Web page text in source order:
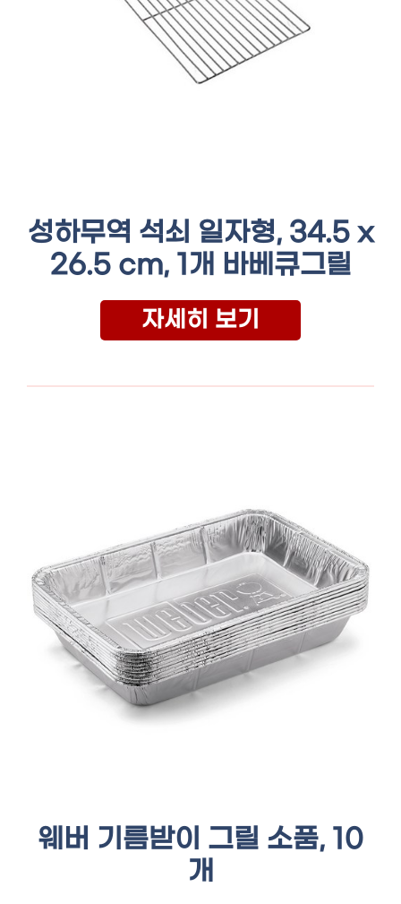
성하무역 석쇠 일자형, 34.5 x
26.5 cm, 1개 바베큐그릴
자세히 보기
웨버 기름받이 그릴 소품, 10
개